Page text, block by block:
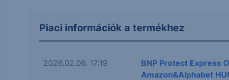
Piaci információk a termékhez
2026.02.06. 17:19
BNP Protect Express
Amazon&Alphabet